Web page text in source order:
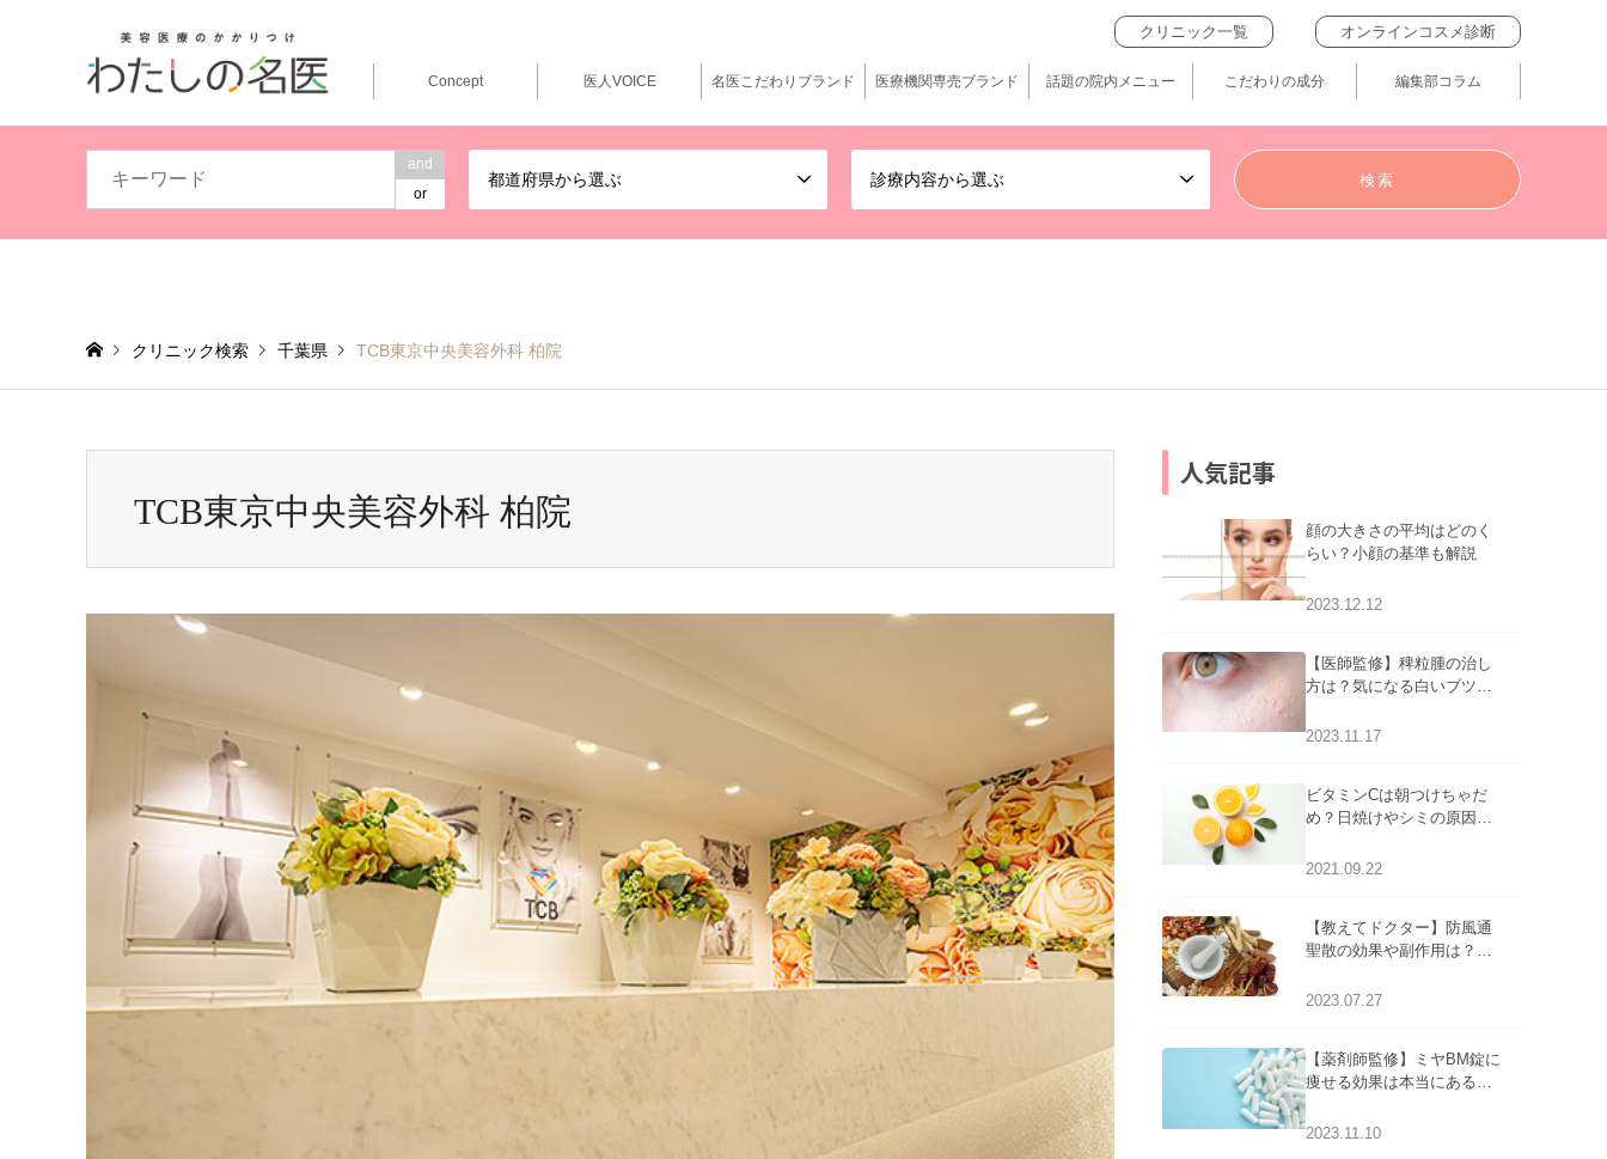
and
or
都道府県から選ぶ 診療内容から選ぶ
クリニック一覧 オンラインコスメ診断
Concept 医人VOICE 名医こだわりブランド 医療機関専売ブランド 話題の院内メニュー こだわりの成分 編集部コラム
クリニック検索 千葉県 TCB東京中央美容外科 柏院
TCB東京中央美容外科 柏院
人気記事
顔の大きさの平均はどのく
らい？小顔の基準も解説
2023.12.12
【医師監修】稗粒腫の治し
方は？気になる白いブツブ
アについて
2023.11.17
ビタミンCは朝つけちゃだ
め？日焼けやシミの原因に
2021.09.22
【教えてドクター】防風通
聖散の効果や副作用は？長
2023.07.27
【薬剤師監修】ミヤBM錠に
痩せる効果は本当にある
2023.11.10